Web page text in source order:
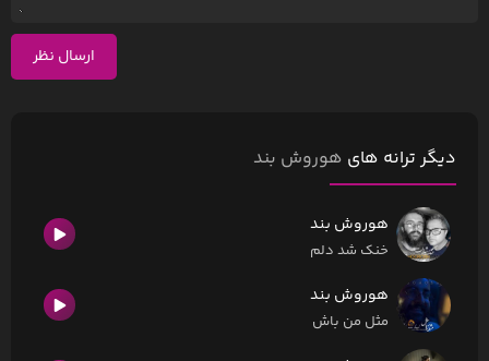
ارسال نظر
دیگر ترانه های هوروش بند
هوروش بند
خنک شد دلم
هوروش بند
مثل من باش